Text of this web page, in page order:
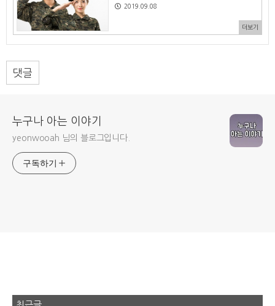
2019.09.08
더보기
댓글
누구나 아는 이야기
yeonwooah 님의 블로그입니다.
구독하기